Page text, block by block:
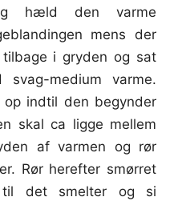
hæld den varme
mens der
i gryden og sat
medium varme.
op indtil den begynder
skal ca ligge mellem
af varmen og rør
Rør herefter smørret
det smelter og si